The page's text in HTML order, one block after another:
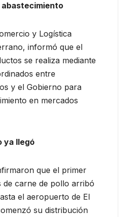
abastecimiento
y Logística
informó que el
se realiza mediante
entre
y el Gobierno para
en mercados
ya llegó
que el primer
de carne de pollo arribó
el aeropuerto de El
su distribución